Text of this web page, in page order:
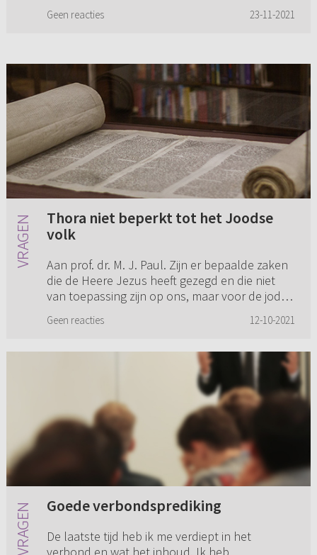
Gereformeerde Gemeenten in Nede...
Geen reacties 23-11-2021
Thora niet beperkt tot het Joodse
volk
Aan prof. dr. M. J. Paul. Zijn er bepaalde zaken
die de Heere Jezus heeft gezegd en die niet
van toepassing zijn op ons, maar voor de joden
doel is dez...
Geen reacties 12-10-2021
Goede verbondsprediking
De laatste tijd heb ik me verdiept in het
verbond en wat het inhoud. Ik heb